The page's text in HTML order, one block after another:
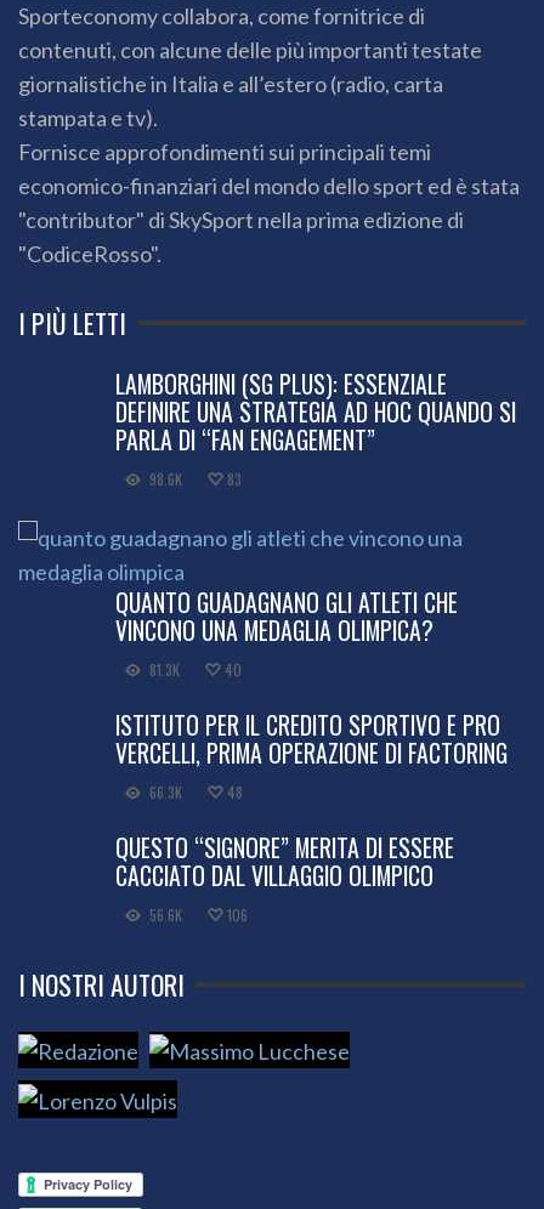
Sporteconomy collabora, come fornitrice di
contenuti, con alcune delle più importanti testate
giornalistiche in Italia e all’estero (radio, carta
stampata e tv).
Fornisce approfondimenti sui principali temi
economico-finanziari del mondo dello sport ed è stata
"contributor" di SkySport nella prima edizione di
"CodiceRosso".
I PIÙ LETTI
LAMBORGHINI (SG PLUS): ESSENZIALE
DEFINIRE UNA STRATEGIA AD HOC QUANDO SI
PARLA DI “FAN ENGAGEMENT”
98.6K 83
QUANTO GUADAGNANO GLI ATLETI CHE
VINCONO UNA MEDAGLIA OLIMPICA?
81.3K 40
ISTITUTO PER IL CREDITO SPORTIVO E PRO
VERCELLI, PRIMA OPERAZIONE DI FACTORING
66.3K 48
QUESTO “SIGNORE” MERITA DI ESSERE
CACCIATO DAL VILLAGGIO OLIMPICO
56.6K 106
I NOSTRI AUTORI